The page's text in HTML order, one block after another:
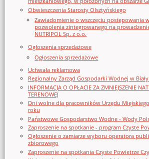
Obwieszczenia Starosty Olsztyńskiego
Zawiadomienie o wszczęciu postępowania
pozwolenia zintegrowanego na
NUTRIPOL Sp. z o.o.
Ogłoszenia sprzedażowe
Ogłoszenia sprzedażowe
Uchwała reklamowa
Regionalny Zarząd Gospodarki Wodnej w
INFORMACJA O OPŁACIE ZA ZMNIEJSZENIE
TERENOWEJ
Dni wolne dla pracowników Urzędu
roku
Państwowe Gospodarstwo Wodne - Wody
Zaproszenie na spotkanie - program Czyste
Ogłoszenie o zamiarze wyboru operatora
zbiorowego
Zaproszenie na spotkania Czyste Powietrze